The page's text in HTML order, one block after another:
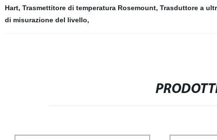
Hart, Trasmettitore di temperatura Rosemount, Trasduttore a
di misurazione del livello,